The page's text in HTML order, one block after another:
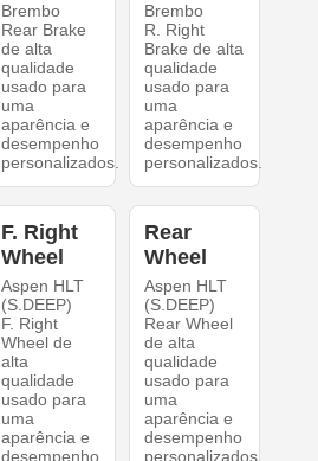
Brembo
Rear Brake
de alta
qualidade
usado para
uma
aparência e
desempenho
personalizados.
Brembo
R. Right
Brake de alta
qualidade
usado para
uma
aparência e
desempenho
personalizados.
F. Right
Wheel
Aspen HLT
(S.DEEP)
F. Right
Wheel de
alta
qualidade
usado para
uma
aparência e
desempenho
Rear
Wheel
Aspen HLT
(S.DEEP)
Rear Wheel
de alta
qualidade
usado para
uma
aparência e
desempenho
personalizados.